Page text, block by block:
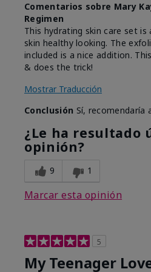
Comentarios sobre Mary
Regimen
This hydrating skin care set
skin healthy looking. The
included is a nice addition.
& does the trick!
Mostrar Traducción
Conclusión Sí, recomendaría
¿Le ha resultado
opinión?
9 1
Marcar esta opinión
5
My Teenager